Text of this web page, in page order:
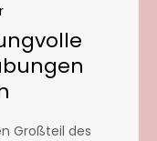
Großteil des